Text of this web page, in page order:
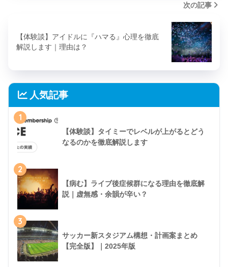
次の記事
【体験談】アイドルに『ハマる』心理を徹底
解説します｜理由は？
人気記事
1
【体験談】タイミーでレベルが上がるとどう
なるのかを徹底解説します
2
【病む】ライブ後症候群になる理由を徹底解
説｜虚無感・余韻が辛い？
3
サッカー新スタジアム構想・計画案まとめ
【完全版】｜2025年版